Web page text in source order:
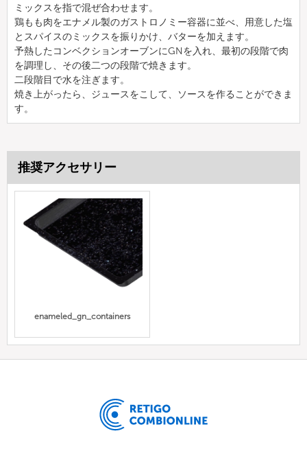
ミックスを指で混ぜ合わせます。
鶏もも肉をエナメル製のガストロノミー容器に並べ、用意した塩
とスパイスのミックスを振りかけ、バターを加えます。
予熱したコンベクションオーブンにGNを入れ、最初の段階で肉
を調理し、その後二つの段階で焼きます。
二段階目で水を注ぎます。
焼き上がったら、ジュースをこして、ソースを作ることができま
す。
推奨アクセサリー
enameled_gn_containers